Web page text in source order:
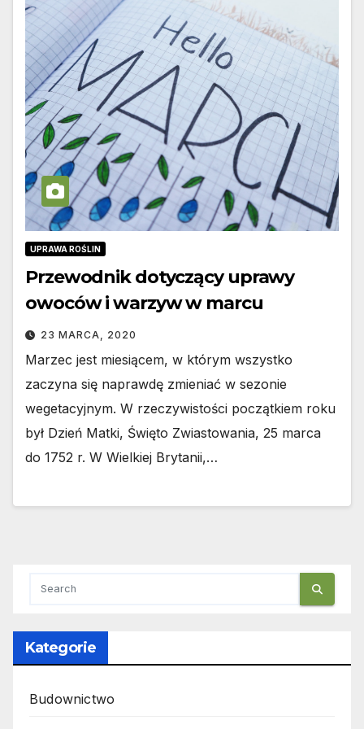
UPRAWA ROŚLIN
Przewodnik dotyczący uprawy
owoców i warzyw w marcu
23 MARCA, 2020
Marzec jest miesiącem, w którym wszystko
zaczyna się naprawdę zmieniać w sezonie
wegetacyjnym. W rzeczywistości początkiem roku
był Dzień Matki, Święto Zwiastowania, 25 marca
do 1752 r. W Wielkiej Brytanii,…
Kategorie
Budownictwo